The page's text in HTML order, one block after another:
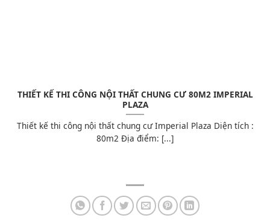
THIẾT KẾ THI CÔNG NỘI THẤT CHUNG CƯ 80M2 IMPERIAL
PLAZA
Thiết kế thi công nội thất chung cư Imperial Plaza Diện tích :
80m2 Địa điểm: [...]